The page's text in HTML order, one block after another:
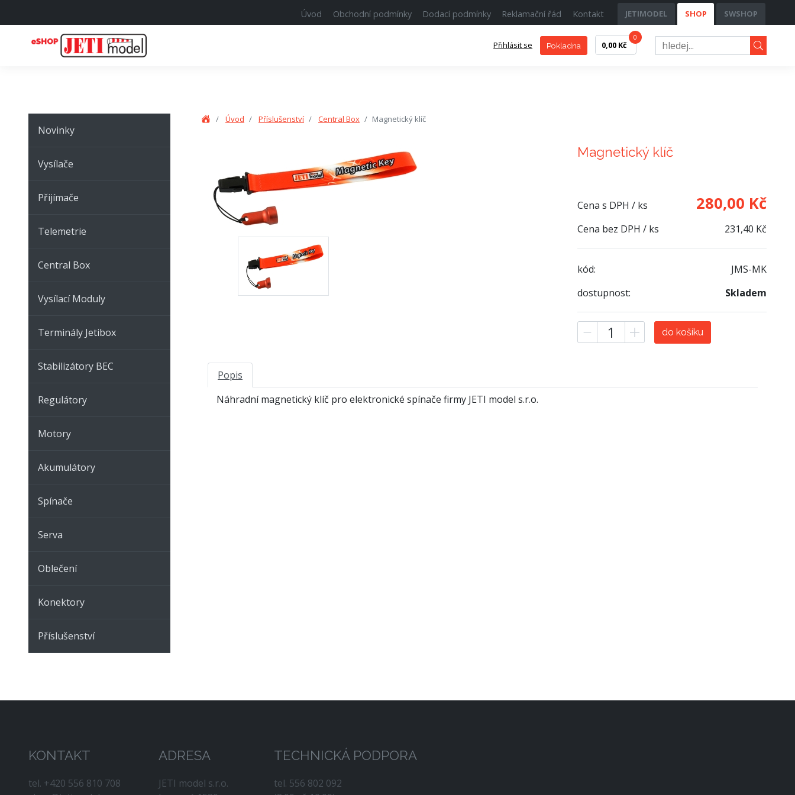
Úvod Obchodní podmínky Dodací podmínky Reklamační řád Kontakt JETIMODEL SHOP SWSHOP
Přihlásit se Pokladna 0,00 Kč
0
Novinky
Vysílače
Přijímače
Telemetrie
Central Box
Vysílací Moduly
Terminály Jetibox
Stabilizátory BEC
Regulátory
Motory
Akumulátory
Spínače
Serva
Oblečení
Konektory
Příslušenství
Úvod Příslušenství Central Box Magnetický klíč
Magnetický klíč
Cena s DPH / ks 280,00 Kč
Cena bez DPH / ks 231,40 Kč
kód:
JMS-MK
dostupnost:
Skladem
do košíku
Popis
Náhradní magnetický klíč pro elektronické spínače firmy JETI model s.r.o.
KONTAKT
tel. +420 556 810 708
ADRESA
JETI model s.r.o.
TECHNICKÁ PODPORA
tel. 556 802 092